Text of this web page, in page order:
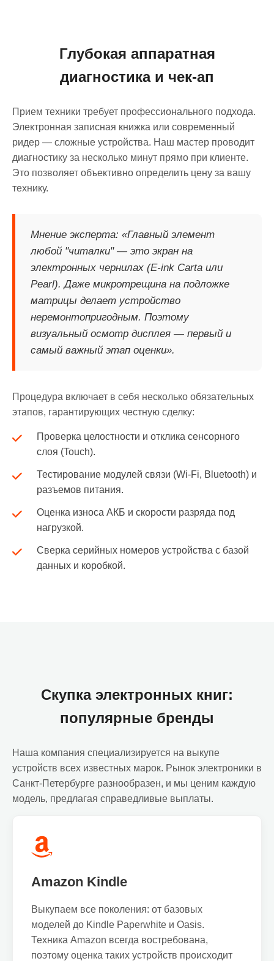
Глубокая аппаратная
диагностика и чек-ап
Прием техники требует профессионального подхода.
Электронная записная книжка или современный
ридер — сложные устройства. Наш мастер проводит
диагностику за несколько минут прямо при клиенте.
Это позволяет объективно определить цену за вашу
технику.
Мнение эксперта: «Главный элемент
любой "читалки" — это экран на
электронных чернилах (E-ink Carta или
Pearl). Даже микротрещина на подложке
матрицы делает устройство
неремонтопригодным. Поэтому
визуальный осмотр дисплея — первый и
самый важный этап оценки».
Процедура включает в себя несколько обязательных
этапов, гарантирующих честную сделку:
Проверка целостности и отклика сенсорного
слоя (Touch).
Тестирование модулей связи (Wi-Fi, Bluetooth) и
разъемов питания.
Оценка износа АКБ и скорости разряда под
нагрузкой.
Сверка серийных номеров устройства с базой
данных и коробкой.
Скупка электронных книг:
популярные бренды
Наша компания специализируется на выкупе
устройств всех известных марок. Рынок электроники в
Санкт-Петербурге разнообразен, и мы ценим каждую
модель, предлагая справедливые выплаты.
Amazon Kindle
Выкупаем все поколения: от базовых
моделей до Kindle Paperwhite и Oasis.
Техника Amazon всегда востребована,
поэтому оценка таких устройств происходит